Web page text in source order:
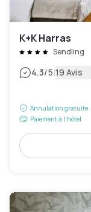
K+K Harras
Sendling
4.3/5|19 Avis
Annulation gratuite
Paiement à l'hôtel